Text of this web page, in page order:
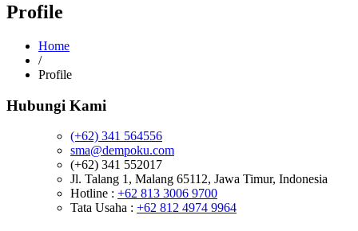
Profile
Home
/
Profile
Hubungi Kami
(+62) 341 564556
sma@dempoku.com
(+62) 341 552017
Jl. Talang 1, Malang 65112, Jawa Timur, Indonesia
Hotline : +62 813 3006 9700
Tata Usaha : +62 812 4974 9964